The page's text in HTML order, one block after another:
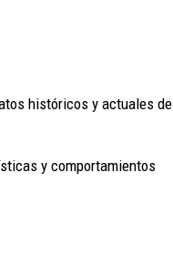
históricos y actuales de
y comportamientos